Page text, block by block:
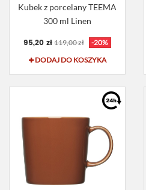
Kubek z porcelany TEEMA
300 ml Linen
95,20 zł 119,00 zł
-20%
DODAJ DO KOSZYKA